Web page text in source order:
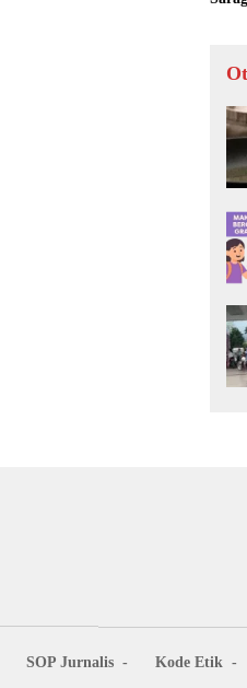
SOP Jurnalis Kode Etik